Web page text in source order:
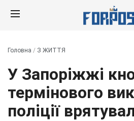
Головна / З ЖИТТЯ
У Запоріжжі
термінового
поліції